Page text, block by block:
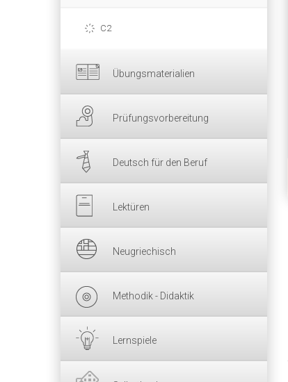
C2
Übungsmaterialien
Prüfungsvorbereitung
Deutsch für den Beruf
Lektüren
Neugriechisch
Methodik - Didaktik
Lernspiele